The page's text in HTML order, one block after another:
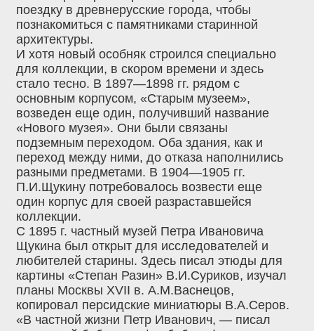
поездку в древнерусские города, чтобы
познакомиться с памятниками старинной
архитектуры.
И хотя новый особняк строился специально
для коллекции, в скором времени и здесь
стало тесно. В 1897—1898 гг. рядом с
основным корпусом, «Старым музеем»,
возведен еще один, получивший название
«Нового музея». Они были связаны
подземным переходом. Оба здания, как и
переход между ними, до отказа наполнились
разными предметами. В 1904—1905 гг.
П.И.Щукину потребовалось возвести еще
один корпус для своей разраставшейся
коллекции.
С 1895 г. частный музей Петра Ивановича
Щукина был открыт для исследователей и
любителей старины. Здесь писал этюды для
картины «Степан Разин» В.И.Суриков, изучал
планы Москвы XVII в. А.М.Васнецов,
копировал персидские миниатюры В.А.Серов.
«В частной жизни Петр Иванович, — писал